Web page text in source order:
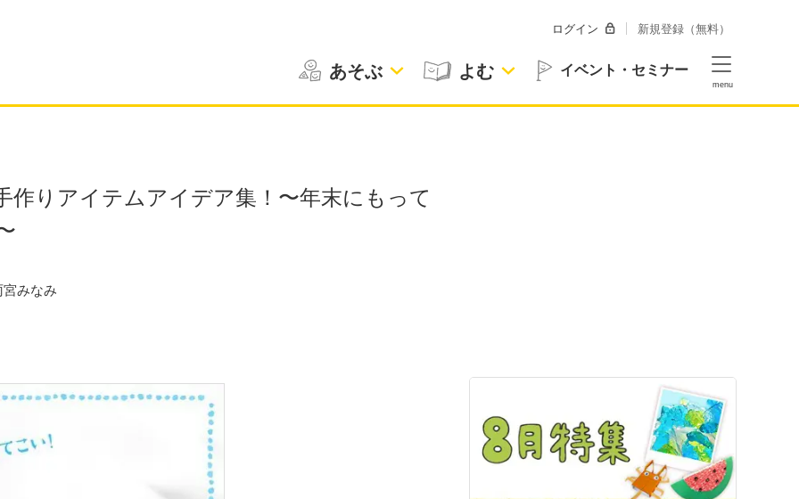
あそぶ よむ イベント・セミナー
ログイン 新規登録（無料）
作りアイテムアイデア集！〜年末にもって
みなみ